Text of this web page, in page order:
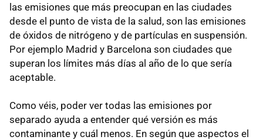
las emisiones que más preocupan en las ciudades
desde el punto de vista de la salud, son las emisiones
de óxidos de nitrógeno y de partículas en suspensión.
Por ejemplo Madrid y Barcelona son ciudades que
superan los límites más días al año de lo que sería
aceptable.
Como véis, poder ver todas las emisiones por
separado ayuda a entender qué versión es más
contaminante y cuál menos. En según que aspectos el